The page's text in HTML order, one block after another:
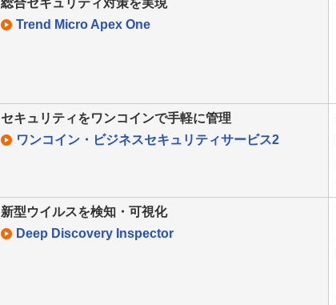
総合セキュリティ対策を実現
Trend Micro Apex One
セキュリティをワンコインで手軽に管理
ワンコイン・ビジネスセキュリティサービス2
新型ウイルスを検知・可視化
Deep Discovery Inspector